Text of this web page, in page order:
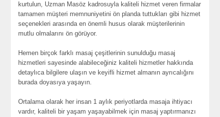
kurtulun, Uzman Masöz kadrosuyla kaliteli hizmet veren firmalar
tamamen müşteri memnuniyetini ön planda tuttukları gibi hizmet
seçenekleri arasında en önemli husus olarak müşterilerinin
mutlu olmalarını ön görüyor.
Hemen birçok farklı masaj çeşitlerinin sunulduğu masaj
hizmetleri sayesinde alabileceğiniz kaliteli hizmetler hakkında
detaylıca bilgilere ulaşın ve keyifli hizmet almanın ayrıcalığını
burada doyasıya yaşayın.
Ortalama olarak her insan 1 aylık periyotlarda masaja ihtiyacı
vardır, kaliteli bir yaşam yaşayabilmek için masaj yaptırmanızı